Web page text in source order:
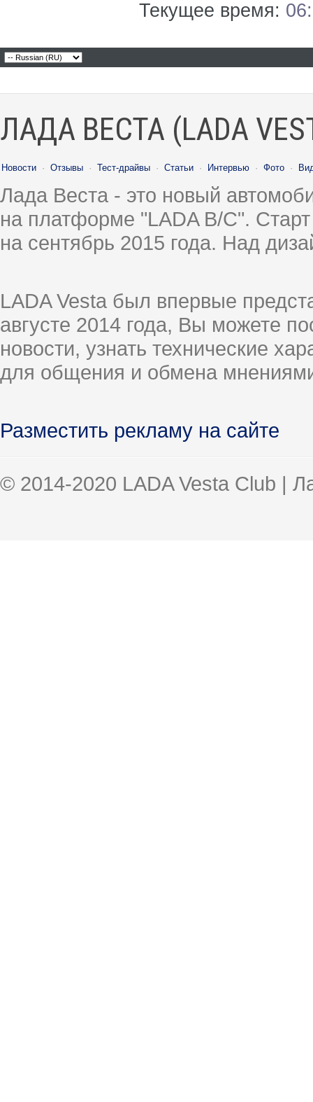
Текущее время:
ЛАДА ВЕСТА (LADA
Новости · Отзывы · Тест-драйвы · Статьи · Интервью · Фото ·
Лада Веста - это новый
на платформе "LADA B/C".
на сентябрь 2015 года. Над
LADA Vesta был впервые
августе 2014 года, Вы можете
новости, узнать технические
для общения и обмена
Разместить рекламу на сайте
© 2014-2020 LADA Vesta Club |